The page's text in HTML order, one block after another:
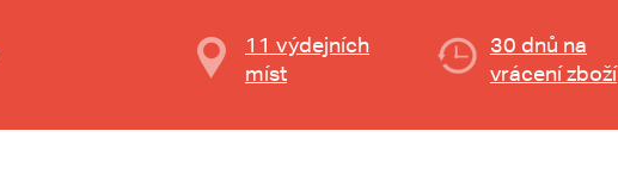
11 výdejních
míst
30 dnů na
vrácení zboží